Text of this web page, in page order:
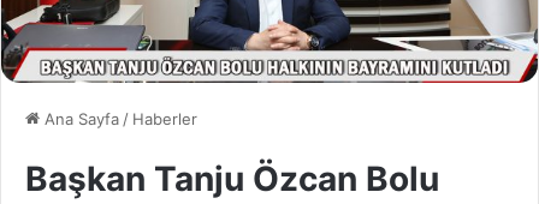
Ana Sayfa/ Haberler
Başkan Tanju Özcan Bolu